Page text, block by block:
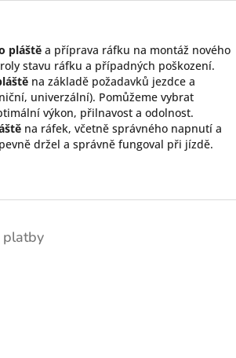
pláště a příprava ráfku na montáž nového
stavu ráfku a případných poškození.
na základě požadavků jezdce a
univerzální). Pomůžeme vybrat
výkon, přilnavost a odolnost.
na ráfek, včetně správného napnutí a
držel a správně fungoval při jízdě.
platby